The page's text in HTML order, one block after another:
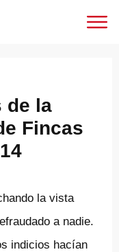
de la
Fincas
la vista
a nadie.
indicios hacían